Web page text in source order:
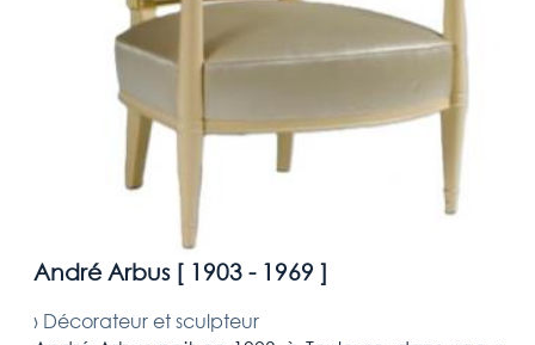
André Arbus [ 1903 - 1969 ]
› Décorateur et sculpteur